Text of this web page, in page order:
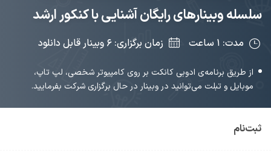
سلسله وبینارهای رایگان آشنایی با کنکور ارشد
مدت: ۱ ساعت زمان برگزاری: ۶ وبینار قابل دانلود
از طریق برنامه‌ی ادوبی کانکت بر روی کامپیوتر شخصی، لپ تاپ،
موبایل و تبلت می‌توانید در وبینار در حال برگزاری شرکت بفرمایید.
ثبت‌نام